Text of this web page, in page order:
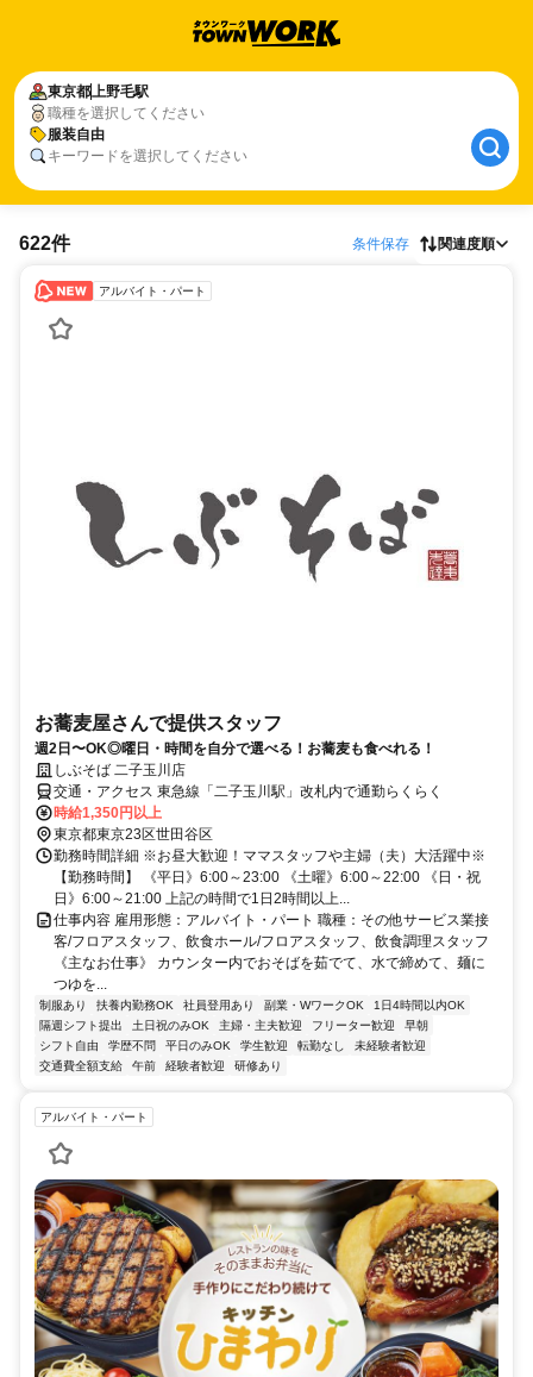
東京都上野毛駅
職種を選択してください
服装自由
キーワードを選択してください
622件 条件保存 関連度順
アルバイト・パート
お蕎麦屋さんで提供スタッフ
週2日〜OK◎曜日・時間を自分で選べる！お蕎麦も食べれる！
しぶそば 二子玉川店
交通・アクセス 東急線「二子玉川駅」改札内で通勤らくらく
時給1,350円以上
東京都東京23区世田谷区
勤務時間詳細 ※お昼大歓迎！ママスタッフや主婦（夫）大活躍中※
【勤務時間】 《平日》6:00～23:00 《土曜》6:00～22:00 《日・祝
日》6:00～21:00 上記の時間で1日2時間以上...
仕事内容 雇用形態：アルバイト・パート 職種：その他サービス業接
客/フロアスタッフ、飲食ホール/フロアスタッフ、飲食調理スタッフ
《主なお仕事》 カウンター内でおそばを茹でて、水で締めて、麺に
つゆを...
制服あり 扶養内勤務OK 社員登用あり 副業・WワークOK
1日4時間以内OK
隔週シフト提出
土日祝のみOK 主婦・主夫歓迎 フリーター歓迎
早朝
シフト自由
学歴不問 平日のみOK 学生歓迎 転勤なし
未経験者歓迎
交通費全額支給
午前 経験者歓迎 研修あり
アルバイト・パート